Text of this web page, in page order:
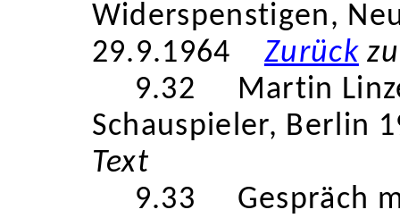
Widerspenstigen,
29.9.1964
Zurück
9.32
Martin
Schauspieler, Berlin
Text
9.33
Gespräch